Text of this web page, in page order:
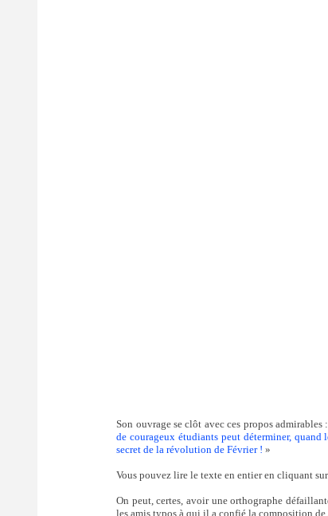
Son ouvrage se clôt avec ces propos admirables
de courageux étudiants peut déterminer,
secret de la révolution de Février ! »
Vous pouvez lire le texte en entier en cliquant
On peut, certes, avoir une orthographe
les amis typos à qui il a confié la composition de